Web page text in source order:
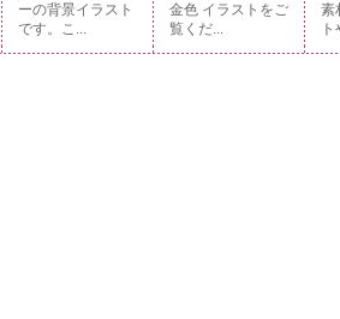
ーの背景イラスト
です。こ...
金色 イラストをご
覧くだ...
素